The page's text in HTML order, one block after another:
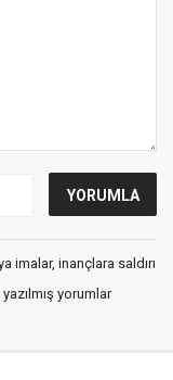
imalar, inançlara saldırı
yorumlar